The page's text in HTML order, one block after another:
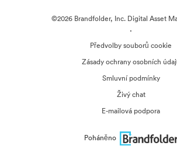
©2026 Brandfolder, Inc. Digital Asset
·
Předvolby souborů cookie
Zásady ochrany osobních
Smluvní podmínky
Živý chat
E-mailová podpora
Poháněno